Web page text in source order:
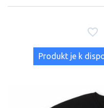
Produkt je k